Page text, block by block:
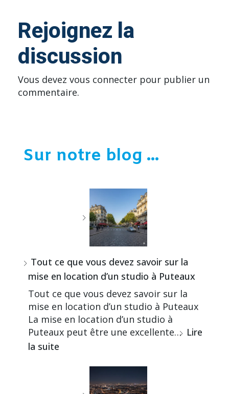
Rejoignez la
discussion
Vous devez vous connecter pour publier un
commentaire.
Sur notre blog ...
Tout ce que vous devez savoir sur la
mise en location d’un studio à Puteaux
Tout ce que vous devez savoir sur la
mise en location d’un studio à Puteaux
La mise en location d’un studio à
Puteaux peut être une excellente… Lire
la suite